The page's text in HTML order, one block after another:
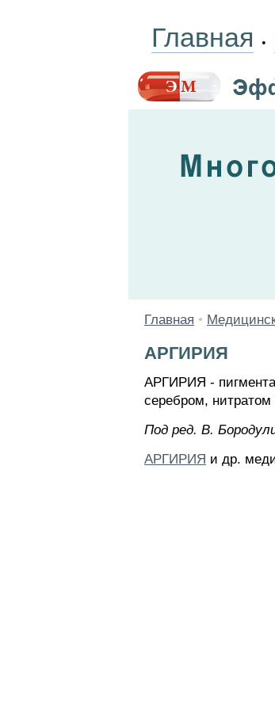
Главная •
Главная •
АРГИРИЯ
АРГИРИЯ -
серебром,
Пoд peд. B.
АРГИРИЯ и др.